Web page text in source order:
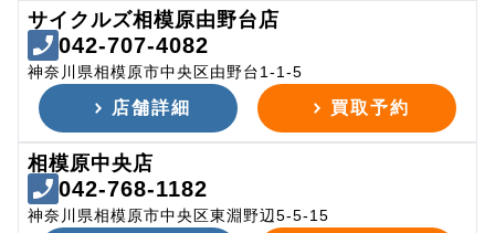
サイクルズ相模原由野台店
042-707-4082
神奈川県相模原市中央区由野台1-1-5
店舗詳細 買取予約
相模原中央店
042-768-1182
神奈川県相模原市中央区東淵野辺5-5-15